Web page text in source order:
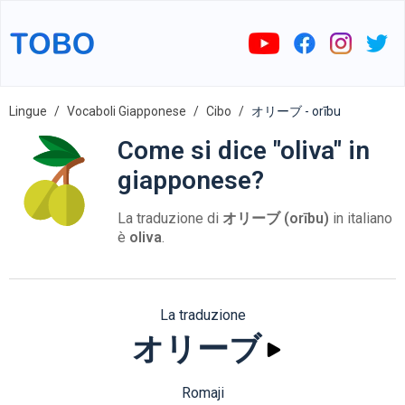
Lingue Vocaboli Giapponese Cibo オリーブ - orību
Come si dice "oliva" in
giapponese?
La traduzione di オリーブ (orību) in italiano
è oliva.
La traduzione
オリーブ
Romaji